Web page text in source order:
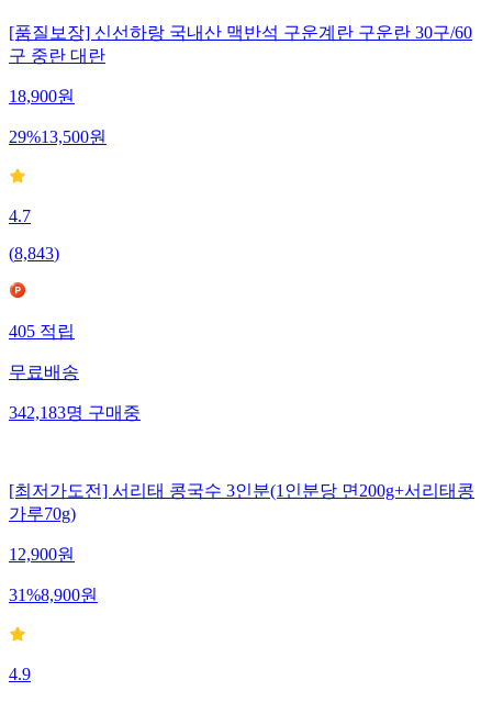
[품질보장] 신선하랑 국내산 맥반석 구운계란 구운란 30구/60
구 중란 대란
18,900원
29%13,500원
4.7
(8,843)
405 적립
무료배송
342,183명 구매중
[최저가도전] 서리태 콩국수 3인분(1인분당 면200g+서리태콩
가루70g)
12,900원
31%8,900원
4.9